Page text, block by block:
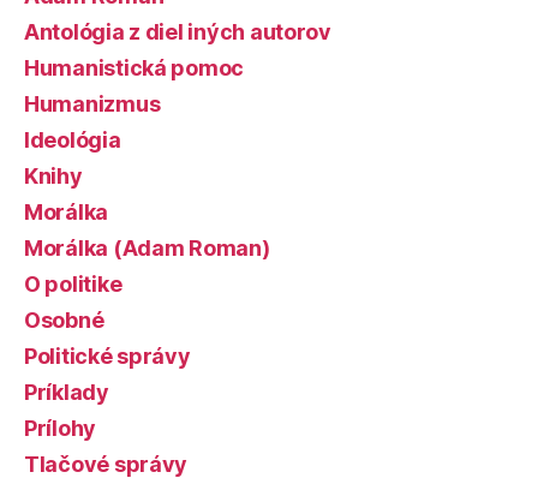
Antológia z diel iných autorov
Humanistická pomoc
Humanizmus
Ideológia
Knihy
Morálka
Morálka (Adam Roman)
O politike
Osobné
Politické správy
Príklady
Prílohy
Tlačové správy